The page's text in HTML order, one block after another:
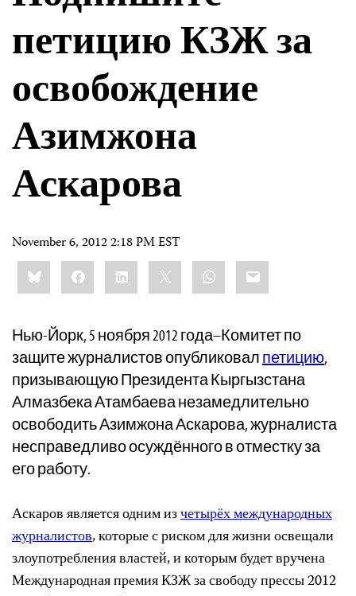
петицию КЗЖ за
освобождение
Азимжона
Аскарова
November 6, 2012 2:18 PM EST
Share
this:BlueskyFacebookLinkedIn WhatsApp
Email
Нью-Йорк, 5 ноября 2012 года–Комитет по
защите журналистов опубликовал петицию,
призывающую Президента Кыргызстана
Алмазбека Атамбаева незамедлительно
освободить Азимжона Аскарова, журналиста
несправедливо осуждённого в отместку за
его работу.
Аскаров является одним изчетырёх международных
журналистов, которые с риском для жизни освещали
злоупотребления властей, и которым будет вручена
Международная премия КЗЖ за свободу прессы 2012